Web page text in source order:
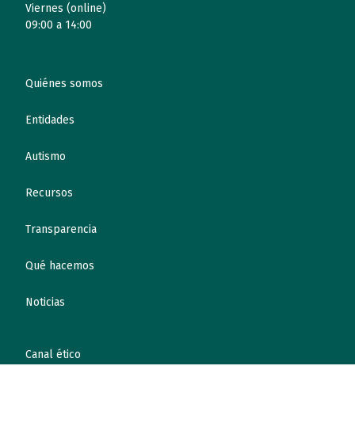
Viernes (online)
09:00 a 14:00
Quiénes somos
Entidades
Autismo
Recursos
Transparencia
Qué hacemos
Noticias
Canal ético